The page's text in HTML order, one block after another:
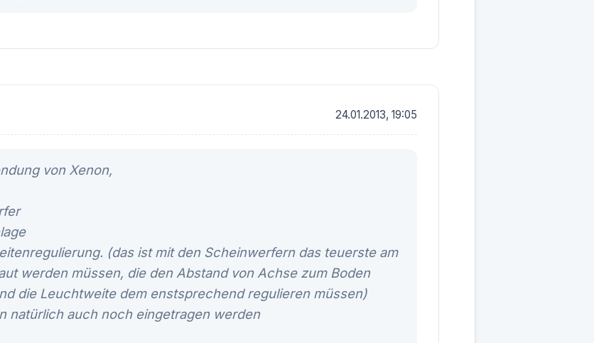
24.01.2013, 19:05
von Xenon,
(das ist mit den Scheinwerfern das teuerste am
werden müssen, die den Abstand von Achse zum Boden
die Leuchtweite dem enstsprechend regulieren müssen)
natürlich auch noch eingetragen werden